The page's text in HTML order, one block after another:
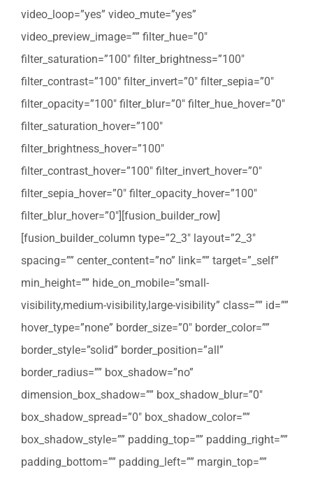
video_loop=”yes” video_mute=”yes”
video_preview_image=”” filter_hue=”0″
filter_saturation=”100″ filter_brightness=”100″
filter_contrast=”100″ filter_invert=”0″ filter_sepia=”0″
filter_opacity=”100″ filter_blur=”0″ filter_hue_hover=”0″
filter_saturation_hover=”100″
filter_brightness_hover=”100″
filter_contrast_hover=”100″ filter_invert_hover=”0″
filter_sepia_hover=”0″ filter_opacity_hover=”100″
filter_blur_hover=”0″][fusion_builder_row]
[fusion_builder_column type=”2_3″ layout=”2_3″
spacing=”” center_content=”no” link=”” target=”_self”
min_height=”” hide_on_mobile=”small-
visibility,medium-visibility,large-visibility” class=”” id=””
hover_type=”none” border_size=”0″ border_color=””
border_style=”solid” border_position=”all”
border_radius=”” box_shadow=”no”
dimension_box_shadow=”” box_shadow_blur=”0″
box_shadow_spread=”0″ box_shadow_color=””
box_shadow_style=”” padding_top=”” padding_right=””
padding_bottom=”” padding_left=”” margin_top=””